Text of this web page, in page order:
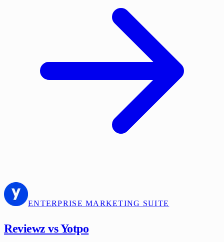
ENTERPRISE MARKETING SUITE
Reviewz vs Yotpo